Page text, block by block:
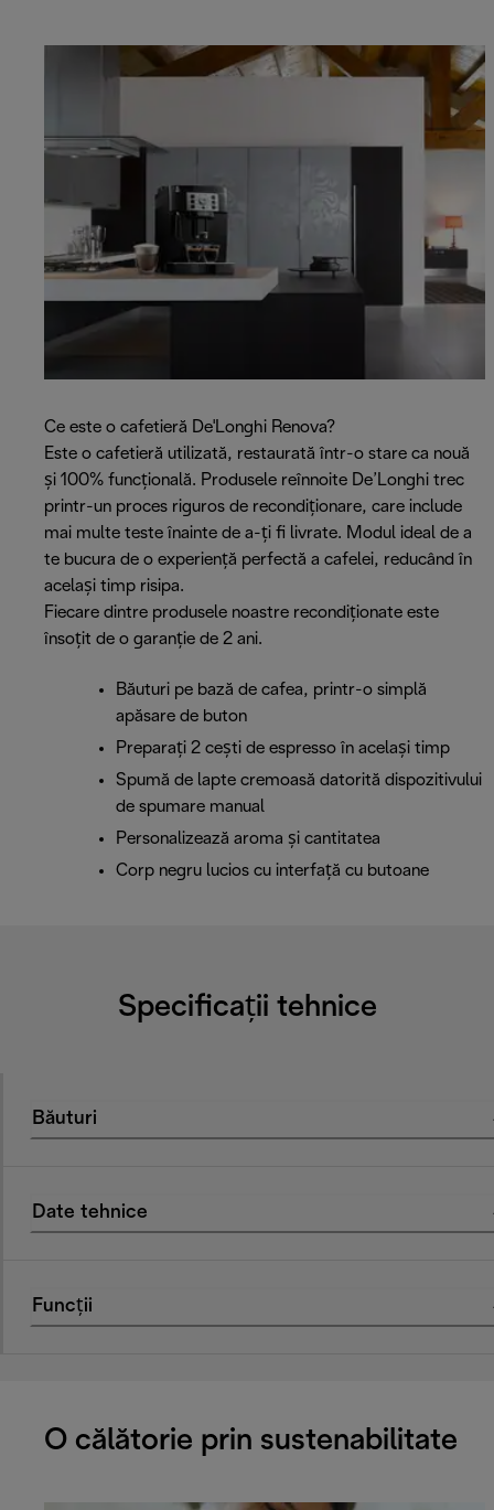
Ce este o cafetieră De'Longhi Renova?
Este o cafetieră utilizată, restaurată într-o stare ca nouă
și 100% funcțională. Produsele reînnoite De’Longhi trec
printr-un proces riguros de recondiționare, care include
mai multe teste înainte de a-ți fi livrate. Modul ideal de a
te bucura de o experiență perfectă a cafelei, reducând în
același timp risipa.
Fiecare dintre produsele noastre recondiționate este
însoțit de o garanție de 2 ani.
Băuturi pe bază de cafea, printr-o simplă
apăsare de buton
Preparați 2 cești de espresso în același timp
Spumă de lapte cremoasă datorită dispozitivului
de spumare manual
Personalizează aroma și cantitatea
Corp negru lucios cu interfață cu butoane
Specificații tehnice
Băuturi
Date tehnice
Funcții
O călătorie prin sustenabilitate